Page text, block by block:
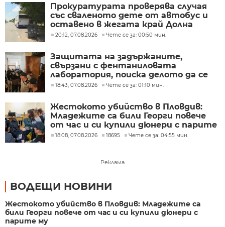
Прокуратурата проверява случая
със сваленото дете от автобус и
оставено в жегата край Долна
Митрополия
20:12, 07.08.2026 Чете се за: 00:50 мин.
Защитата на задържаните,
свързани с фентаниловата
лаборатория, поиска делото да се
гледа в София
18:43, 07.08.2026 Чете се за: 01:10 мин.
Жестокото убийство в Пловдив:
Младежите са били Георги повече
от час и си купили дюнери с парите
му
18:08, 07.08.2026 18695 Чете се за: 04:55 мин.
Реклама
ВОДЕЩИ НОВИНИ
Жестокото убийство в Пловдив: Младежите са
били Георги повече от час и си купили дюнери с
парите му